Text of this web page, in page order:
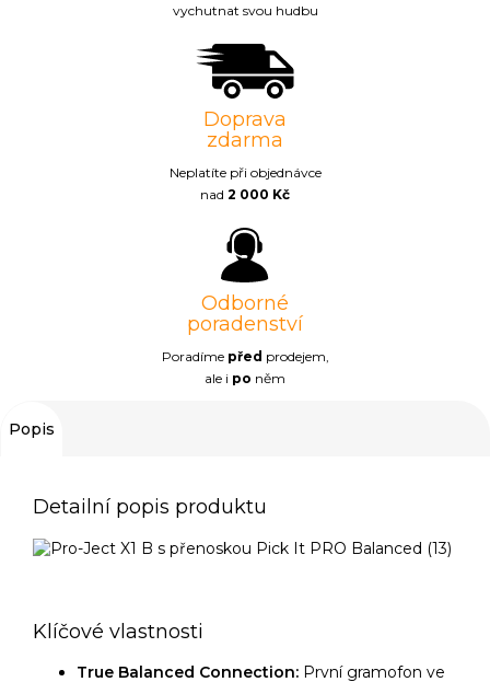
vychutnat svou hudbu
Doprava
zdarma
Neplatíte při objednávce
nad 2 000 Kč
Odborné
poradenství
Poradíme před prodejem,
ale i po něm
Popis
Detailní popis produktu
Klíčové vlastnosti
True Balanced Connection: První gramofon ve